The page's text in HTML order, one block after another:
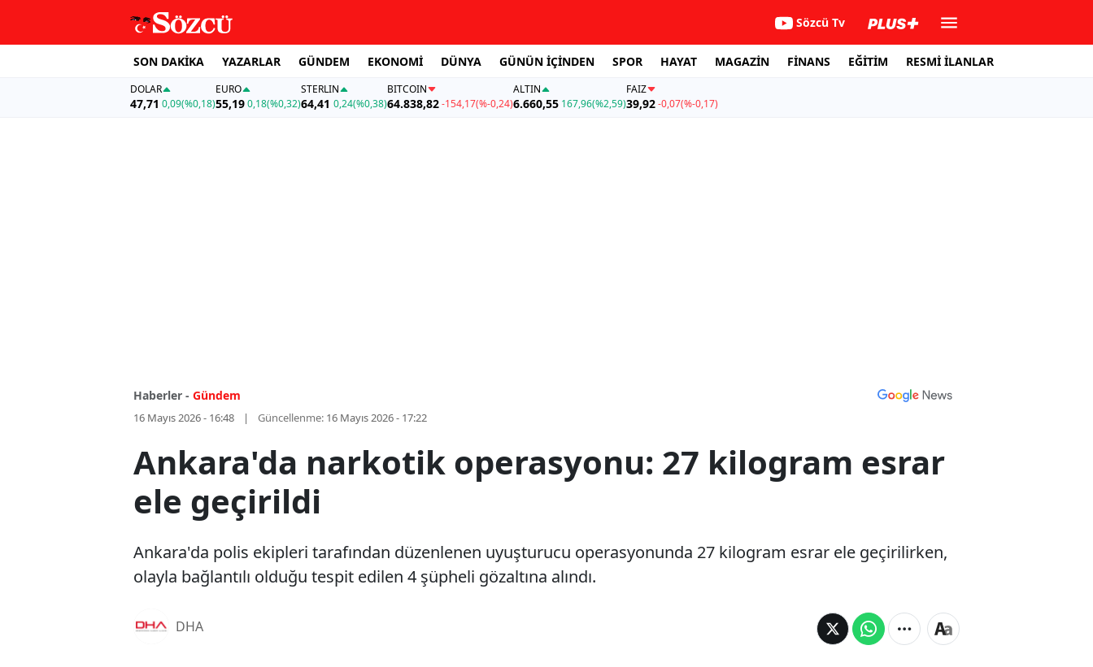
Sözcü Tv
SON DAKİKA YAZARLAR GÜNDEM EKONOMİ DÜNYA GÜNÜN İÇİNDEN SPOR HAYAT MAGAZİN FİNANS EĞİTİM RESMİ İLANLAR
DOLAR
47,71 0,09(%0,18)
EURO
55,19 0,18(%0,32)
STERLIN
64,41 0,24(%0,38)
BITCOIN
64.838,82-154,17(%-0,24)
ALTIN
6.660,55 167,96(%2,59)
FAİZ
39,92-0,07(%-0,17)
Haberler - Gündem
16 Mayıs 2026 - 16:48 Güncellenme: 16 Mayıs 2026 - 17:22
Ankara'da narkotik operasyonu: 27 kilogram esrar
ele geçirildi
Ankara'da polis ekipleri tarafından düzenlenen uyuşturucu operasyonunda 27 kilogram esrar ele geçirilirken,
olayla bağlantılı olduğu tespit edilen 4 şüpheli gözaltına alındı.
DHA